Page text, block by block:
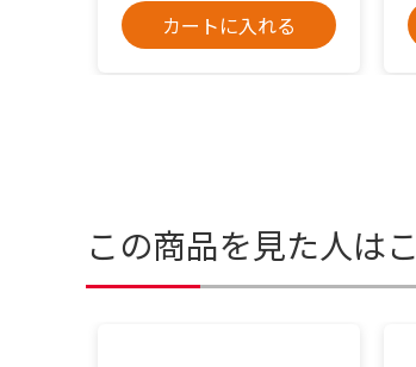
カートに入れる
この商品を見た人は